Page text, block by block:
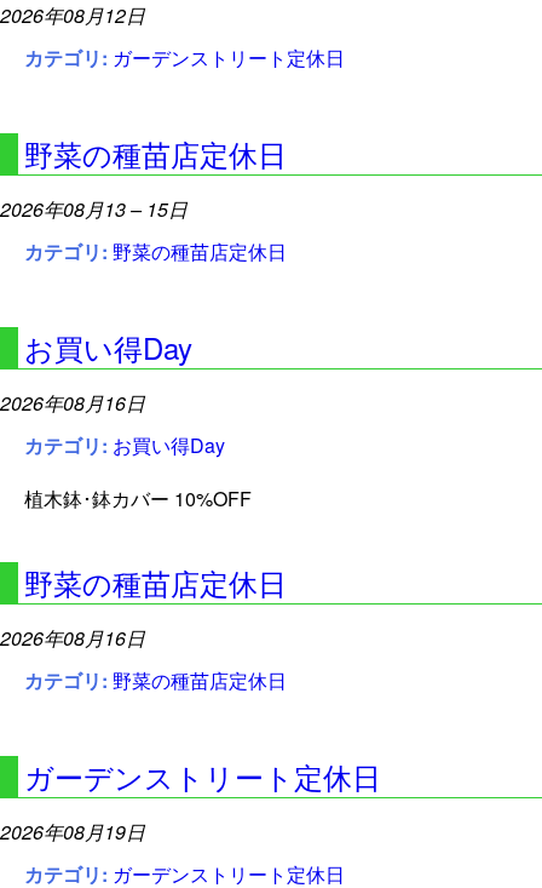
2026年08月12日
カテゴリ: ガーデンストリート定休日
野菜の種苗店定休日
2026年08月13– 15日
カテゴリ: 野菜の種苗店定休日
お買い得Day
2026年08月16日
カテゴリ: お買い得Day
植木鉢･鉢カバー 10%OFF
野菜の種苗店定休日
2026年08月16日
カテゴリ: 野菜の種苗店定休日
ガーデンストリート定休日
2026年08月19日
カテゴリ: ガーデンストリート定休日